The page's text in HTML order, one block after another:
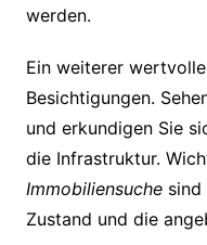
werden.
Ein weiterer
Besichtigungen.
und erkundigen Sie
die Infrastruktur.
Immobiliensuchesind
Zustand und die